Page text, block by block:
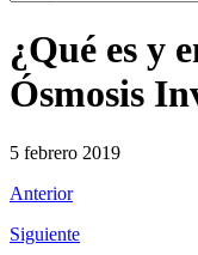
¿Qué es y
Ósmosis
5 febrero 2019
Anterior
Siguiente